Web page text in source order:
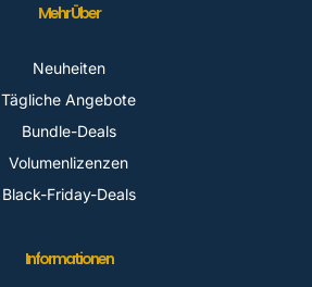
Mehr Über
Neuheiten
Tägliche Angebote
Bundle-Deals
Volumenlizenzen
Black-Friday-Deals
Informationen